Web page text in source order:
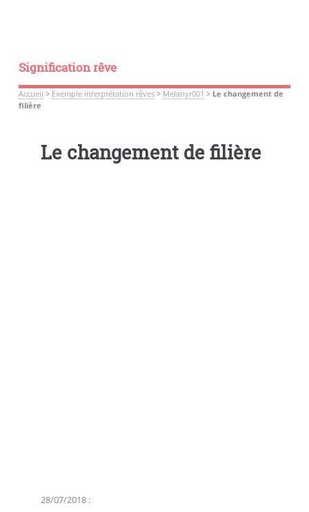
Signification rêve
Accueil > Exemple interprétation rêves> Melanyr001 > Le changement de
filière
Le changement de filière
28/07/2018 :